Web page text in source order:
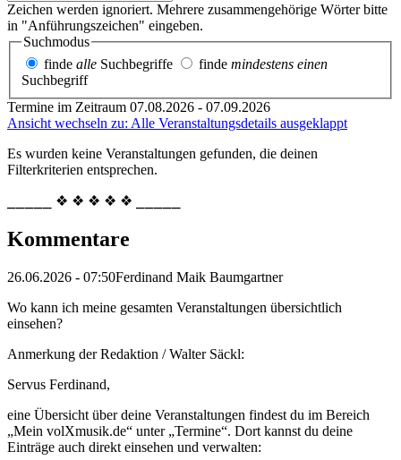
Zeichen werden ignoriert. Mehrere zusammengehörige Wörter bitte
in "Anführungszeichen" eingeben.
Suchmodus
finde alle Suchbegriffe finde mindestens einen
Suchbegriff
Termine im Zeitraum 07.08.2026 - 07.09.2026
Ansicht wechseln zu: Alle Veranstaltungsdetails ausgeklappt
Es wurden keine Veranstaltungen gefunden, die deinen
Filterkriterien entsprechen.
⎯⎯⎯⎯⎯ ❖ ❖ ❖ ❖ ❖ ⎯⎯⎯⎯⎯
Kommentare
26.06.2026 - 07:50Ferdinand Maik Baumgartner
Wo kann ich meine gesamten Veranstaltungen übersichtlich
einsehen?
Anmerkung der Redaktion /Walter Säckl:
Servus Ferdinand,
eine Übersicht über deine Veranstaltungen findest du im Bereich
„Mein volXmusik.de“ unter „Termine“. Dort kannst du deine
Einträge auch direkt einsehen und verwalten: